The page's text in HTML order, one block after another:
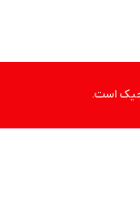
است.